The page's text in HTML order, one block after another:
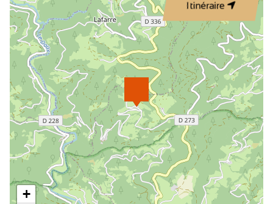
Itinéraire
+